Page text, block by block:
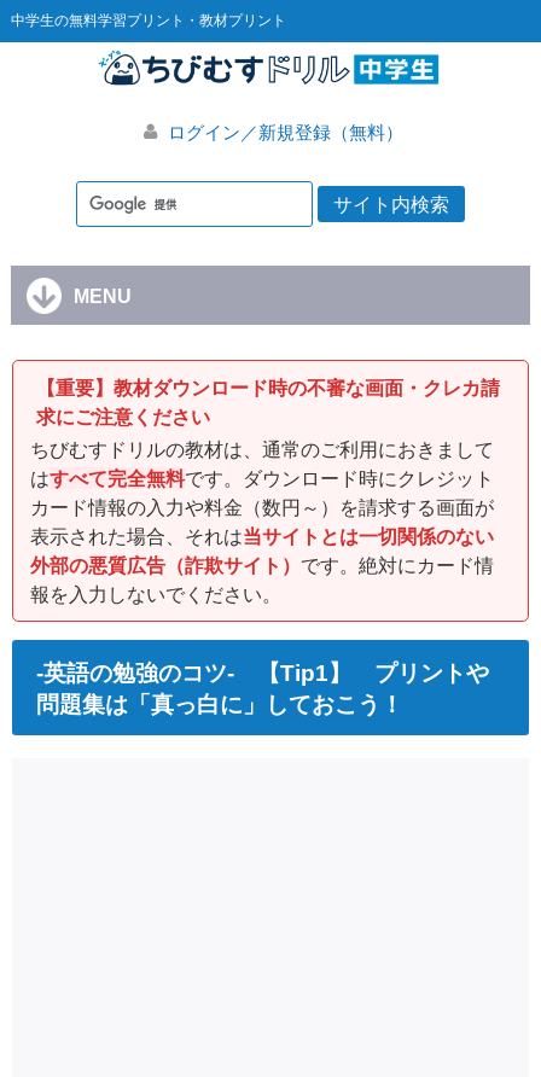
中学生の無料学習プリント・教材プリント
ログイン／新規登録（無料）
MENU
【重要】教材ダウンロード時の不審な画面・クレカ請
求にご注意ください
ちびむすドリルの教材は、通常のご利用におきまして
はすべて完全無料です。ダウンロード時にクレジット
カード情報の入力や料金（数円～）を請求する画面が
表示された場合、それは当サイトとは一切関係のない
外部の悪質広告（詐欺サイト） です。絶対にカード情
報を入力しないでください。
-英語の勉強のコツ- 【Tip1】 プリントや
問題集は「真っ白に」しておこう！